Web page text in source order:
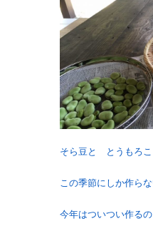
そら豆と とうもろこ
この季節にしか作ら
今年はついつい作る